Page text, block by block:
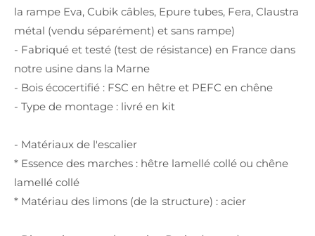
la rampe Eva, Cubik câbles, Epure tubes, Fera, Claustra
métal (vendu séparément) et sans rampe)
- Fabriqué et testé (test de résistance) en France dans
notre usine dans la Marne
- Bois écocertifié : FSC en hêtre et PEFC en chêne
- Type de montage : livré en kit
- Matériaux de l'escalier
* Essence des marches : hêtre lamellé collé ou chêne
lamellé collé
* Matériau des limons (de la structure) : acier